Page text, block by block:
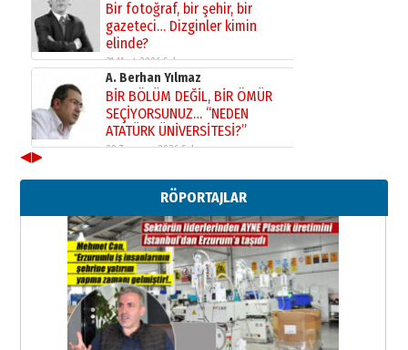
Bir fotoğraf, bir şehir, bir
gazeteci… Dizginler kimin
elinde?
31 Mart 2026 Salı
A. Berhan Yılmaz
BİR BÖLÜM DEĞİL, BİR ÖMÜR
SEÇİYORSUNUZ… “NEDEN
ATATÜRK ÜNİVERSİTESİ?”
28 Temmuz 2026 Salı
Ahmed Yesevi’den bir Alperen…
”Reisimiz” idi… Hakka yürüdü.!
26 Mart 2026 Perşembe
Cem Bakırcı
Ardında bıraktığı hatıralarıyla
gönül adamı Faruk Terzioğlu!
13 Mayıs 2026 Çarşamba
Esat BİNDESEN
◀▶
RÖPORTAJLAR